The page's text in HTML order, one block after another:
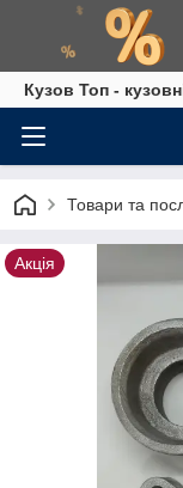
Кузов Топ -
Товари та
Акція